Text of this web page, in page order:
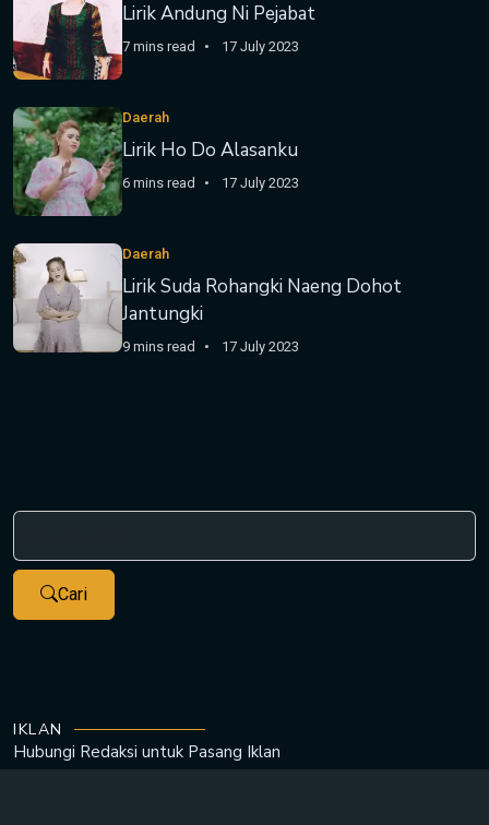
Lirik Andung Ni Pejabat
7 mins read 17 July 2023
Daerah
Lirik Ho Do Alasanku
6 mins read 17 July 2023
Daerah
Lirik Suda Rohangki Naeng Dohot
Jantungki
9 mins read 17 July 2023
Cari
IKLAN
Hubungi Redaksi untuk Pasang Iklan